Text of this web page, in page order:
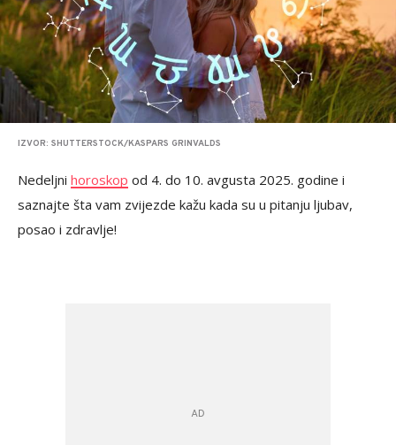
IZVOR: SHUTTERSTOCK/KASPARS GRINVALDS
Nedeljni horoskop od 4. do 10. avgusta 2025. godine i
saznajte šta vam zvijezde kažu kada su u pitanju ljubav,
posao i zdravlje!